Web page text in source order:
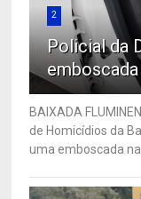
2
Policial da
emboscada
BAIXADA
de Homicídios da
uma emboscada na